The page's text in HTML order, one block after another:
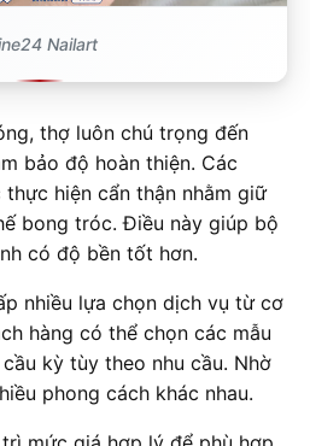
Nailart
thợ luôn chú trọng đến
bảo độ hoàn thiện. Các
hiện cẩn thận nhằm giữ
bong tróc. Điều này giúp bộ
có độ bền tốt hơn.
nhiều lựa chọn dịch vụ từ cơ
hàng có thể chọn các mẫu
kỳ tùy theo nhu cầu. Nhờ
phong cách khác nhau.